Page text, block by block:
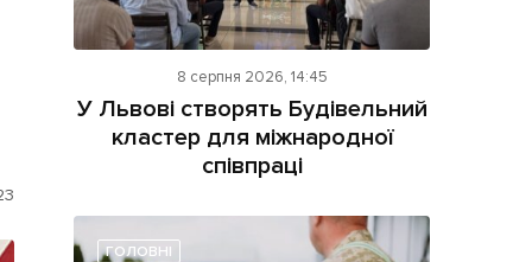
8 серпня 2026, 14:45
У Львові створять Будівельний
кластер для міжнародної
співпраці
ГОЛОВНІ